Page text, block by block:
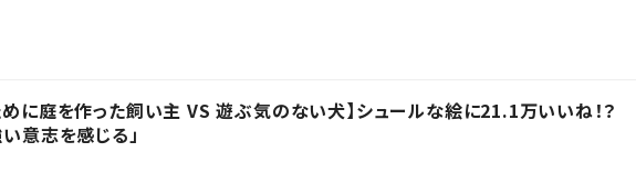
めに庭を作った飼い主 VS 遊ぶ気のない犬】シュールな絵に21.1万いいね！？
意志を感じる」